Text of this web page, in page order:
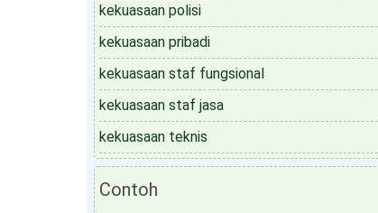
kekuasaan polisi
kekuasaan pribadi
kekuasaan staf fungsional
kekuasaan staf jasa
kekuasaan teknis
Contoh